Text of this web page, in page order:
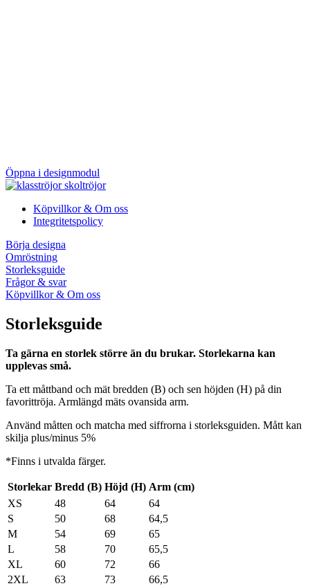
Öppna i designmodul
Köpvillkor & Om oss
Integritetspolicy
Börja designa
Omröstning
Storleksguide
Frågor & svar
Köpvillkor & Om oss
Storleksguide
Ta gärna en storlek större än du brukar. Storlekarna kan
upplevas små.
Ta ett måttband och mät bredden (B) och sen höjden (H) på din
favorittröja. Armlängd mäts ovansida arm.
Använd måtten och matcha med siffrorna i storleksguiden. Mått kan
skilja plus/minus 5%
*Finns i utvalda färger.
Storlekar Bredd (B) Höjd (H) Arm (cm)
XS
48 64
64
S
50 68
64,5
M
54 69
65
L
58 70
65,5
XL
60 72
66
2XL
63 73
66,5